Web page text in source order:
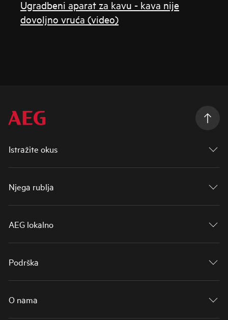
Ugradbeni aparat za kavu - kava nije
dovoljno vruća (video)
Istražite okus
Njega rublja
AEG lokalno
Podrška
O nama